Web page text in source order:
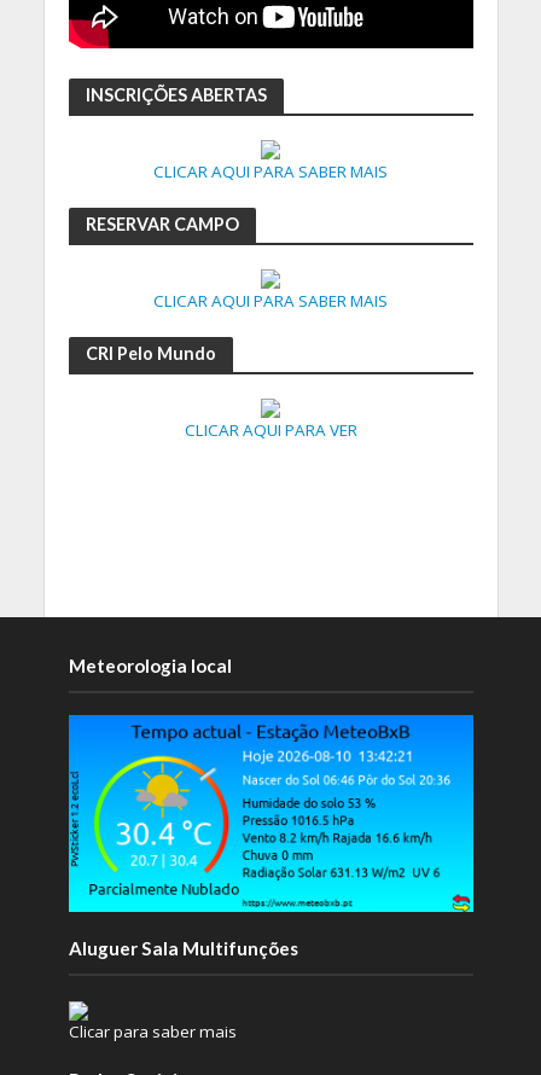
INSCRIÇÕES ABERTAS
CLICAR AQUI PARA SABER MAIS
RESERVAR CAMPO
CLICAR AQUI PARA SABER MAIS
CRI Pelo Mundo
CLICAR AQUI PARA VER
Meteorologia local
Aluguer Sala Multifunções
Clicar para saber mais